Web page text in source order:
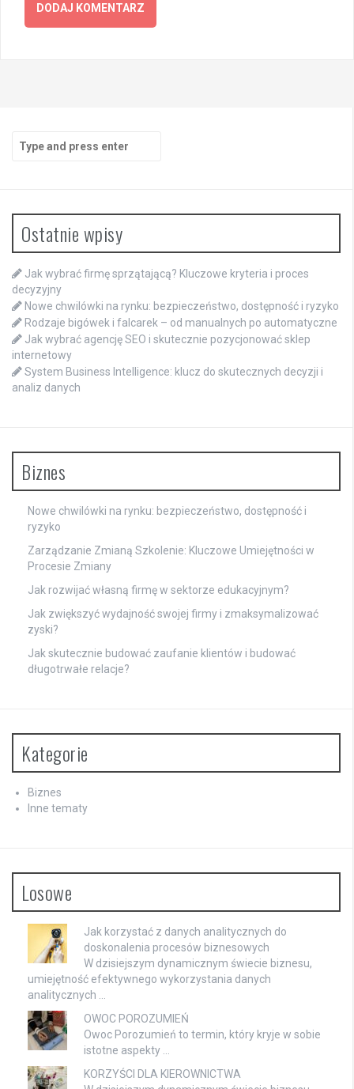
Search
for:
Ostatnie wpisy
Jak wybrać firmę sprzątającą? Kluczowe kryteria i proces
decyzyjny
Nowe chwilówki na rynku: bezpieczeństwo, dostępność i ryzyko
Rodzaje bigówek i falcarek – od manualnych po automatyczne
Jak wybrać agencję SEO i skutecznie pozycjonować sklep
internetowy
System Business Intelligence: klucz do skutecznych decyzji i
analiz danych
Biznes
Nowe chwilówki na rynku: bezpieczeństwo, dostępność i
ryzyko
Zarządzanie Zmianą Szkolenie: Kluczowe Umiejętności w
Procesie Zmiany
Jak rozwijać własną firmę w sektorze edukacyjnym?
Jak zwiększyć wydajność swojej firmy i zmaksymalizować
zyski?
Jak skutecznie budować zaufanie klientów i budować
długotrwałe relacje?
Kategorie
Biznes
Inne tematy
Losowe
Jak korzystać z danych analitycznych do
doskonalenia procesów biznesowych
W dzisiejszym dynamicznym świecie biznesu,
umiejętność efektywnego wykorzystania danych
analitycznych …
OWOC POROZUMIEŃ
Owoc Porozumień to termin, który kryje w sobie
istotne aspekty …
KORZYŚCI DLA KIEROWNICTWA